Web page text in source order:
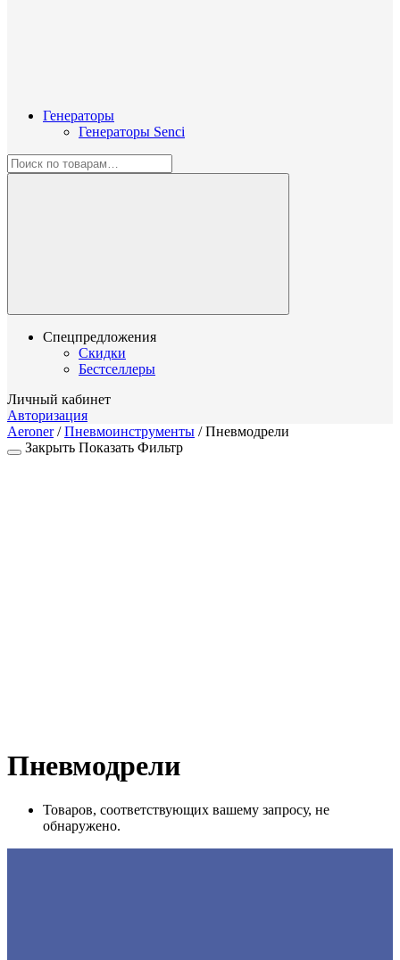
Генераторы
Генераторы Senci
Спецпредложения
Скидки
Бестселлеры
Личный кабинет
Авторизация
Aeroner/Пневмоинструменты /Пневмодрели
Закрыть Показать Фильтр
Пневмодрели
Товаров, соответствующих вашему запросу, не
обнаружено.